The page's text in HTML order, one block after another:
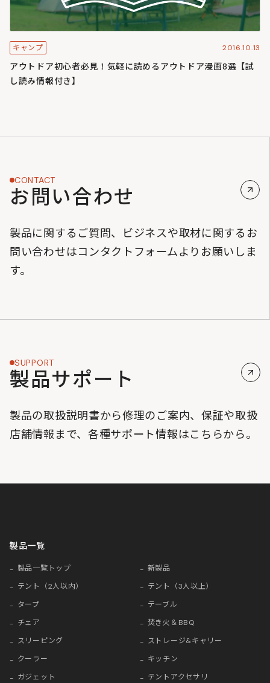
キャンプ 2016.10.13
アウトドア初心者必見！気軽に読めるアウトドア漫画8選【試
し読み情報付き】
CONTACT
お問い合わせ
製品に関するご質問、ビジネスや取材に関するお
問い合わせはコンタクトフォームよりお願いしま
す。
SUPPORT
製品サポート
製品の取扱説明書から修理のご案内、保証や取扱
店舗情報まで、各種サポート情報はこちらから。
製品一覧
製品一覧トップ
新製品
テント（2人以内）
テント（3人以上）
タープ
テーブル
チェア
焚き火＆BBQ
スリーピング
ストレージ&キャリー
クーラー
キッチン
ガジェット
テントアクセサリ